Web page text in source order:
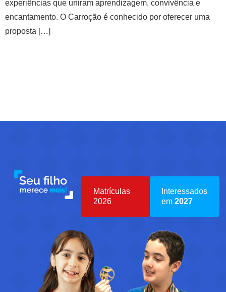
experiências que uniram aprendizagem, convivência e
encantamento. O Carroção é conhecido por oferecer uma
proposta […]
Matrículas
2026
Interessados
em2027
Iniciar
Inscrição